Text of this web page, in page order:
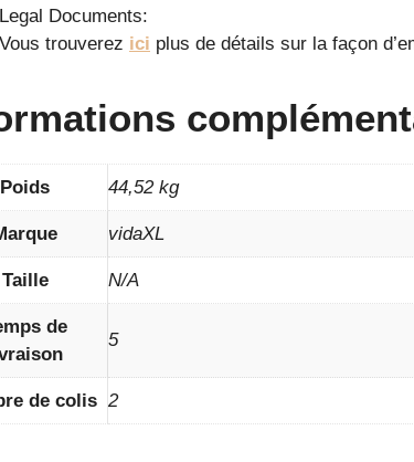
Legal Documents:
Vous trouverez ici plus de détails sur la façon
Poids 44,52 kg
vidaXL
Taille N/A
de
5
de colis 2